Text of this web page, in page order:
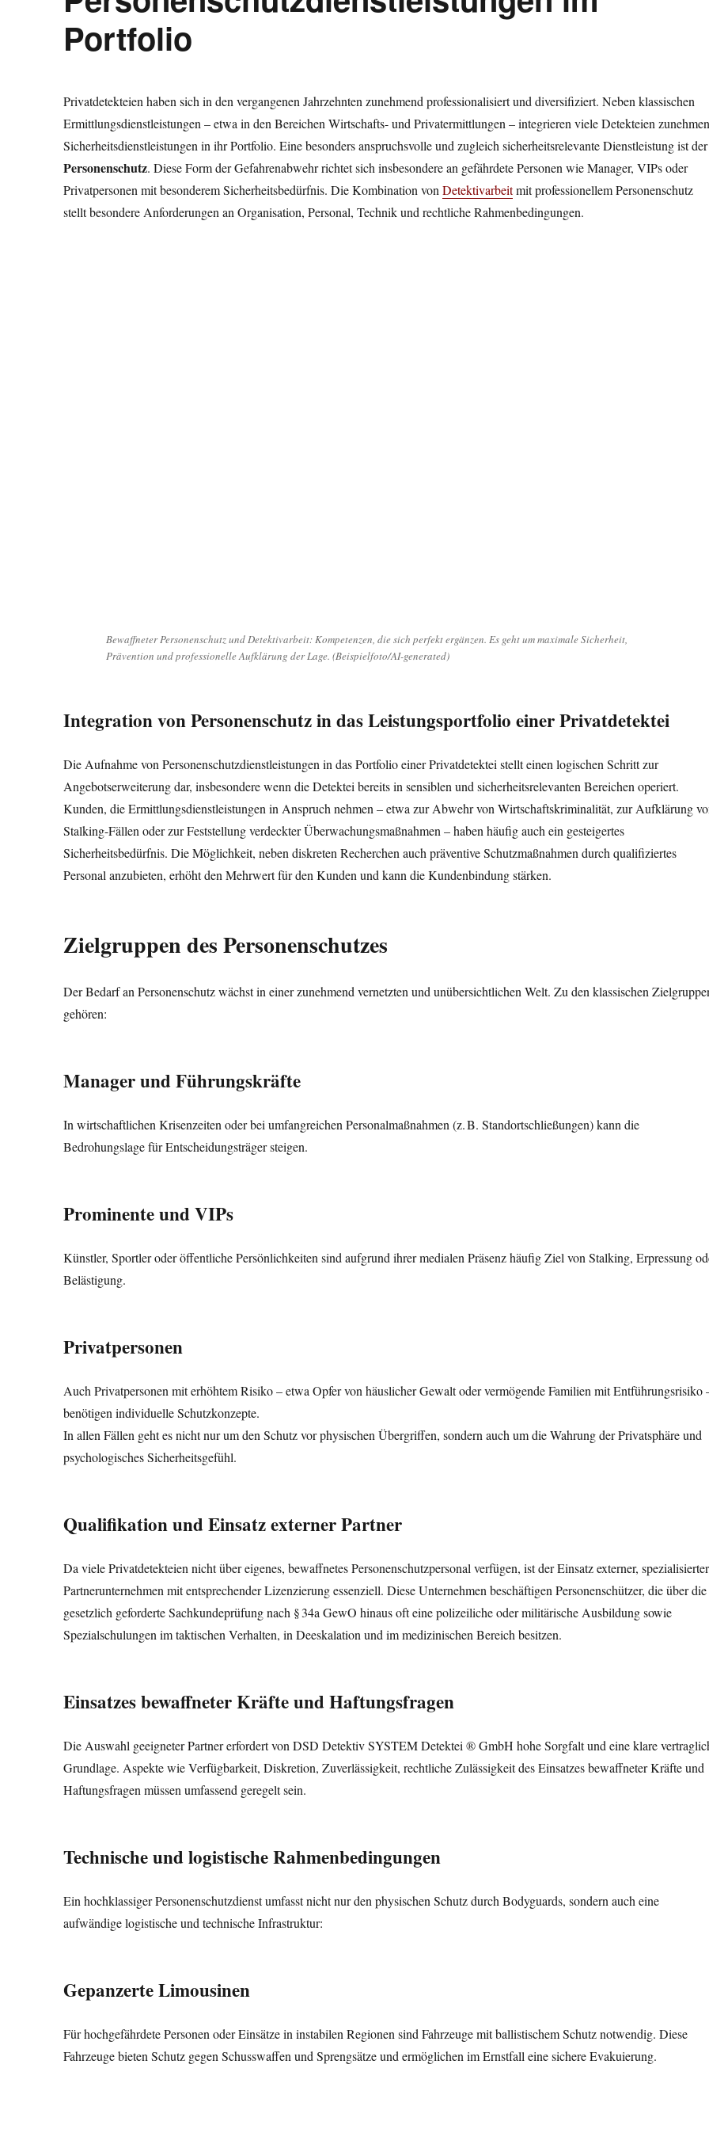
Portfolio
Privatdetekteien haben sich in den vergangenen Jahrzehnten zunehmend professionalisiert und diversifiziert. Neben klassischen
Ermittlungsdienstleistungen – etwa in den Bereichen Wirtschafts- und Privatermittlungen – integrieren viele Detekteien
Sicherheitsdienstleistungen in ihr Portfolio. Eine besonders anspruchsvolle und zugleich sicherheitsrelevante Dienstleistung ist der
Personenschutz. Diese Form der Gefahrenabwehr richtet sich insbesondere an gefährdete Personen wie Manager, VIPs oder
Privatpersonen mit besonderem Sicherheitsbedürfnis. Die Kombination vonDetektivarbeitmit professionellem Personenschutz
stellt besondere Anforderungen an Organisation, Personal, Technik und rechtliche Rahmenbedingungen.
Bewaffneter Personenschutz und Detektivarbeit: Kompetenzen, die sich perfekt ergänzen. Es geht um maximale Sicherheit,
Prävention und professionelle Aufklärung der Lage. (Beispielfoto/AI-generated)
Integration von Personenschutz in das Leistungsportfolio einer Privatdetektei
Die Aufnahme von Personenschutzdienstleistungen in das Portfolio einer Privatdetektei stellt einen logischen Schritt zur
Angebotserweiterung dar, insbesondere wenn die Detektei bereits in sensiblen und sicherheitsrelevanten Bereichen operiert.
Kunden, die Ermittlungsdienstleistungen in Anspruch nehmen – etwa zur Abwehr von Wirtschaftskriminalität, zur Aufklärung
Stalking-Fällen oder zur Feststellung verdeckter Überwachungsmaßnahmen – haben häufig auch ein gesteigertes
Sicherheitsbedürfnis. Die Möglichkeit, neben diskreten Recherchen auch präventive Schutzmaßnahmen durch qualifiziertes
Personal anzubieten, erhöht den Mehrwert für den Kunden und kann die Kundenbindung stärken.
Zielgruppen des Personenschutzes
Der Bedarf an Personenschutz wächst in einer zunehmend vernetzten und unübersichtlichen Welt. Zu den klassischen
gehören:
Manager und Führungskräfte
In wirtschaftlichen Krisenzeiten oder bei umfangreichen Personalmaßnahmen (z. B. Standortschließungen) kann die
Bedrohungslage für Entscheidungsträger steigen.
Prominente und VIPs
Künstler, Sportler oder öffentliche Persönlichkeiten sind aufgrund ihrer medialen Präsenz häufig Ziel von Stalking, Erpressung
Belästigung.
Privatpersonen
Auch Privatpersonen mit erhöhtem Risiko – etwa Opfer von häuslicher Gewalt oder vermögende Familien mit Entführungsrisiko
benötigen individuelle Schutzkonzepte.
In allen Fällen geht es nicht nur um den Schutz vor physischen Übergriffen, sondern auch um die Wahrung der Privatsphäre und
psychologisches Sicherheitsgefühl.
Qualifikation und Einsatz externer Partner
Da viele Privatdetekteien nicht über eigenes, bewaffnetes Personenschutzpersonal verfügen, ist der Einsatz externer, spezialisierter
Partnerunternehmen mit entsprechender Lizenzierung essenziell. Diese Unternehmen beschäftigen Personenschützer, die über die
gesetzlich geforderte Sachkundeprüfung nach § 34a GewO hinaus oft eine polizeiliche oder militärische Ausbildung sowie
Spezialschulungen im taktischen Verhalten, in Deeskalation und im medizinischen Bereich besitzen.
Einsatzes bewaffneter Kräfte und Haftungsfragen
Die Auswahl geeigneter Partner erfordert von DSD Detektiv SYSTEM Detektei ® GmbH hohe Sorgfalt und eine klare
Grundlage. Aspekte wie Verfügbarkeit, Diskretion, Zuverlässigkeit, rechtliche Zulässigkeit des Einsatzes bewaffneter Kräfte und
Haftungsfragen müssen umfassend geregelt sein.
Technische und logistische Rahmenbedingungen
Ein hochklassiger Personenschutzdienst umfasst nicht nur den physischen Schutz durch Bodyguards, sondern auch eine
aufwändige logistische und technische Infrastruktur:
Gepanzerte Limousinen
Für hochgefährdete Personen oder Einsätze in instabilen Regionen sind Fahrzeuge mit ballistischem Schutz notwendig. Diese
Fahrzeuge bieten Schutz gegen Schusswaffen und Sprengsätze und ermöglichen im Ernstfall eine sichere Evakuierung.